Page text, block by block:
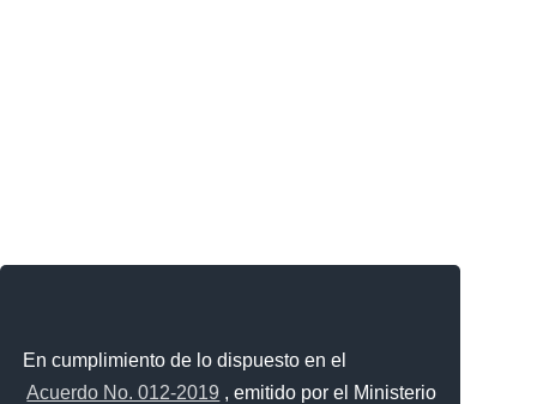
En cumplimiento de lo dispuesto en el
Acuerdo No. 012-2019 , emitido por el Ministerio